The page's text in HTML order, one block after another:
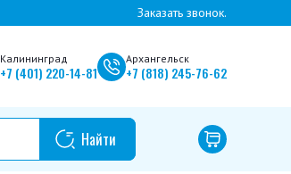
Заказать звонок.
Калининград
+7 (401) 220-14-81
Архангельск
+7 (818) 245-76-62